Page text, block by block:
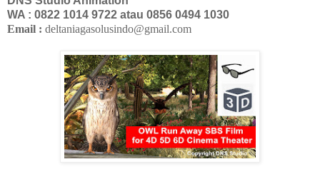
WA : 0822 1014 9722 atau 0856 0494 1030
Email : deltaniagasolusindo@gmail.com